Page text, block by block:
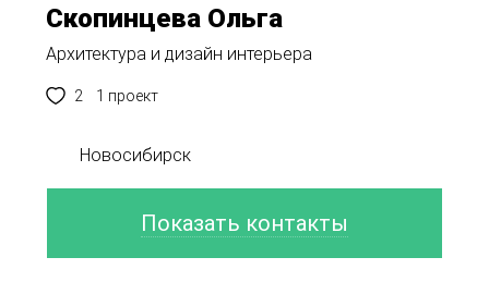
Скопинцева Ольга
Архитектура и дизайн интерьера
2 1 проект
Новосибирск
Показать контакты